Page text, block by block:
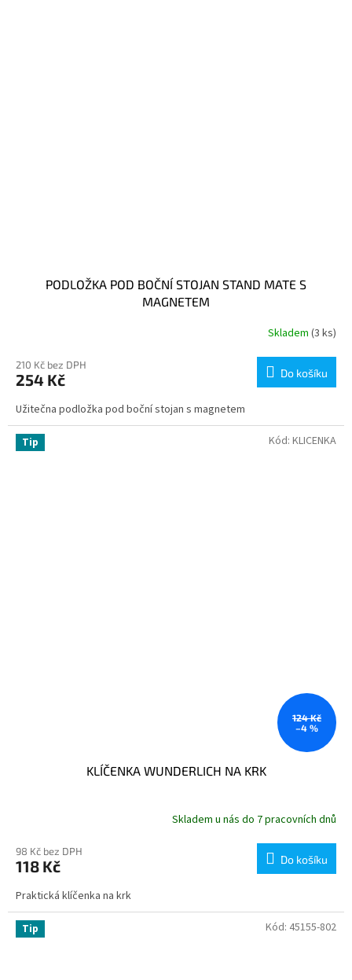
PODLOŽKA POD BOČNÍ STOJAN STAND MATE S
MAGNETEM
Skladem (3 ks)
210 Kč bez DPH
254 Kč Do košíku
Užitečna podložka pod boční stojan s magnetem
Tip
124 Kč
–4 %
KLÍČENKA WUNDERLICH NA KRK
Skladem u nás do 7 pracovních dnů
98 Kč bez DPH
118 Kč Do košíku
Praktická klíčenka na krk
Kód: KLICENKA
Tip Kód: 45155-802